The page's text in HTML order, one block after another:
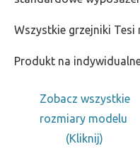
Wszystkie grzejniki Tesi
Produkt na
Zobacz wszystkie
rozmiary modelu
(Kliknij)